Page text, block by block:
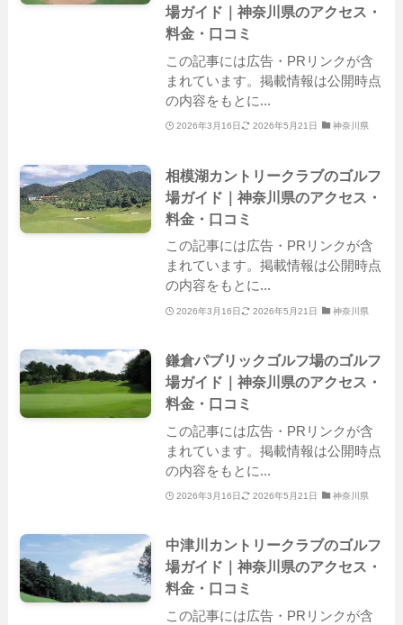
場ガイド｜神奈川県のアクセス・
料金・口コミ
この記事には広告・PRリンクが含
まれています。掲載情報は公開時点
の内容をもとに...
2026年3月16日 2026年5月21日 神奈川県
相模湖カントリークラブのゴルフ
場ガイド｜神奈川県のアクセス・
料金・口コミ
この記事には広告・PRリンクが含
まれています。掲載情報は公開時点
の内容をもとに...
2026年3月16日 2026年5月21日 神奈川県
鎌倉パブリックゴルフ場のゴルフ
場ガイド｜神奈川県のアクセス・
料金・口コミ
この記事には広告・PRリンクが含
まれています。掲載情報は公開時点
の内容をもとに...
2026年3月16日 2026年5月21日 神奈川県
中津川カントリークラブのゴルフ
場ガイド｜神奈川県のアクセス・
料金・口コミ
この記事には広告・PRリンクが含